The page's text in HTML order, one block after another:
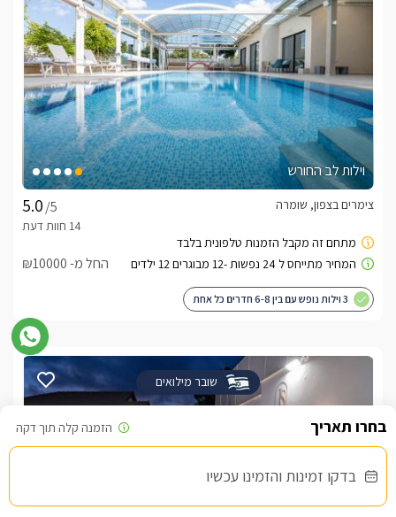
בדקו זמינות והזמינו עכשיו
וילות לב החורש
/5
צימרים בצפון, שומרה
החל מ- ₪10000
3 וילות נופש עם בין 6-8 חדרים כל אחת
שובר מילואים